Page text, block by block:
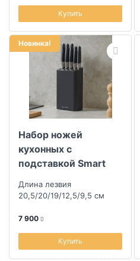
Купить
Новинка!
Набор ножей
кухонных с
подставкой Smart
черный
Длина лезвия
20,5/20/19/12,5/9,5 см
7 900
Купить